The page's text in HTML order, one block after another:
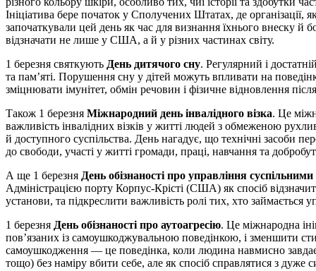
Ініціатива бере початок у Сполучених Штатах, де
започаткували цей день як час для визнання їхнього внеску й
відзначати не лише у США, а й у різних частинах світу.
1 березня святкують День дитячого сну. Регулярний і
та пам’яті. Порушення сну у дітей можуть впливати на
зміцнювати імунітет, обмін речовин і фізичне відновлення
Також 1 березня Міжнародний день інвалідного візка. Це
важливість інвалідних візків у житті людей з обмеженою
й доступного суспільства. День нагадує, що технічні засоби
до свободи, участі у житті громади, праці, навчання та
А ще 1 березня День обізнаності про управління
Адміністрацією порту Корпус‑Крісті (США) як спосіб
установи, та підкреслити важливість ролі тих, хто займається
1 березня День обізнаності про аутоагресію. Це міжнародна
пов’язаних із самоушкоджувальною поведінкою, і зменшити
самоушкодження — це поведінка, коли людина навмисно
тощо) без наміру вбити себе, але як спосіб справлятися з